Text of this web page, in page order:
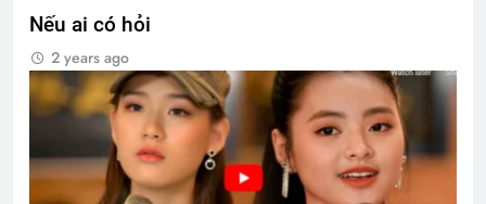
Nếu ai có hỏi
2 years ago